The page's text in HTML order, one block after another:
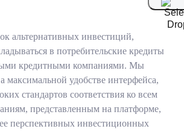
альтернативных инвестиций,
в потребительские кредиты
кредитными компаниями. Мы
максимальной удобстве интерфейса,
стандартов соответствия ко всем
представленным на платформе,
перспективных инвестиционных